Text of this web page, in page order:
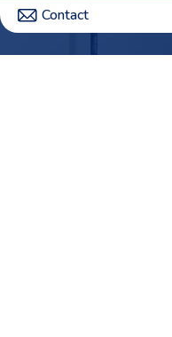
Contact